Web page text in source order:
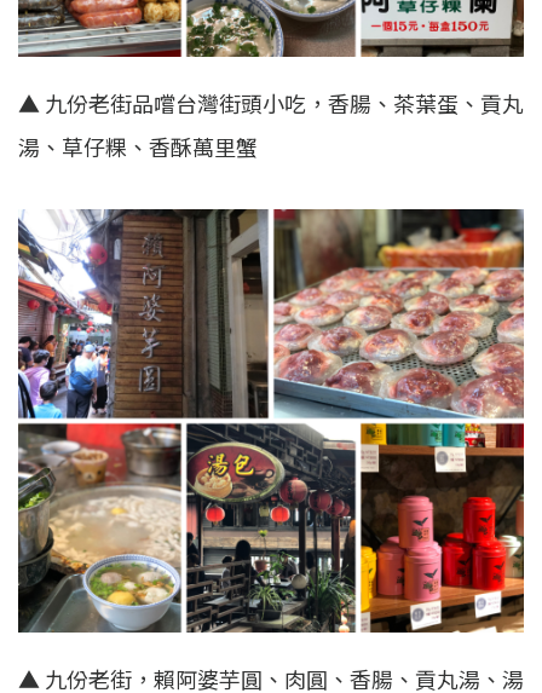
▲ 九份老街品嚐台灣街頭小吃，香腸、茶葉蛋、貢丸
湯、草仔粿、香酥萬里蟹
▲ 九份老街，賴阿婆芋圓、肉圓、香腸、貢丸湯、湯